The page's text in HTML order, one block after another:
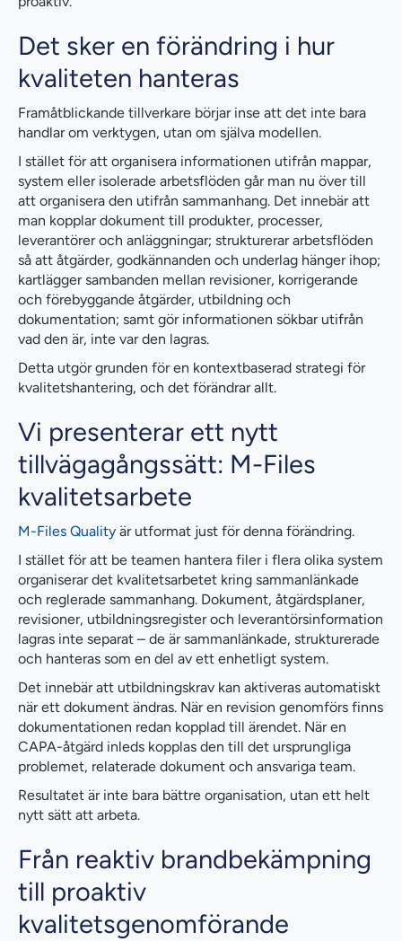
Det sker en förändring i hur
kvaliteten hanteras
Framåtblickande tillverkare börjar inse att det inte bara
handlar om verktygen, utan om själva modellen.
I stället för att organisera informationen utifrån mappar,
system eller isolerade arbetsflöden går man nu över till
att organisera den utifrån sammanhang. Det innebär att
man kopplar dokument till produkter, processer,
leverantörer och anläggningar; strukturerar arbetsflöden
så att åtgärder, godkännanden och underlag hänger ihop;
kartlägger sambanden mellan revisioner, korrigerande
och förebyggande åtgärder, utbildning och
dokumentation; samt gör informationen sökbar utifrån
vad den är, inte var den lagras.
Detta utgör grunden för en kontextbaserad strategi för
kvalitetshantering, och det förändrar allt.
Vi presenterar ett nytt
tillvägagångssätt: M-Files
kvalitetsarbete
M-Files Quality är utformat just för denna förändring.
I stället för att be teamen hantera filer i flera olika system
organiserar det kvalitetsarbetet kring sammanlänkade
och reglerade sammanhang. Dokument, åtgärdsplaner,
revisioner, utbildningsregister och leverantörsinformation
lagras inte separat – de är sammanlänkade, strukturerade
och hanteras som en del av ett enhetligt system.
Det innebär att utbildningskrav kan aktiveras automatiskt
när ett dokument ändras. När en revision genomförs finns
dokumentationen redan kopplad till ärendet. När en
CAPA-åtgärd inleds kopplas den till det ursprungliga
problemet, relaterade dokument och ansvariga team.
Resultatet är inte bara bättre organisation, utan ett helt
nytt sätt att arbeta.
Från reaktiv brandbekämpning
till proaktiv
kvalitetsgenomförande